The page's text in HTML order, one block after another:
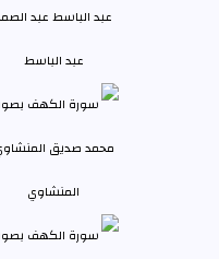
عبد الباسط
المنشاوي